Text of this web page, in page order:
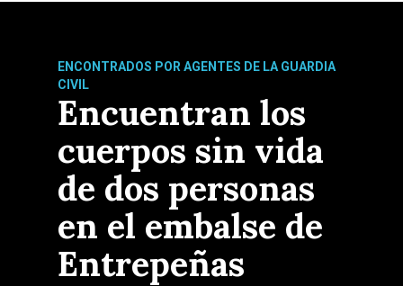
ENCONTRADOS POR AGENTES DE LA GUARDIA
CIVIL
Encuentran los
cuerpos sin vida
de dos personas
en el embalse de
Entrepeñas